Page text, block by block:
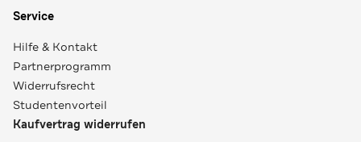
Service
Hilfe & Kontakt
Partnerprogramm
Widerrufsrecht
Studentenvorteil
Kaufvertrag widerrufen